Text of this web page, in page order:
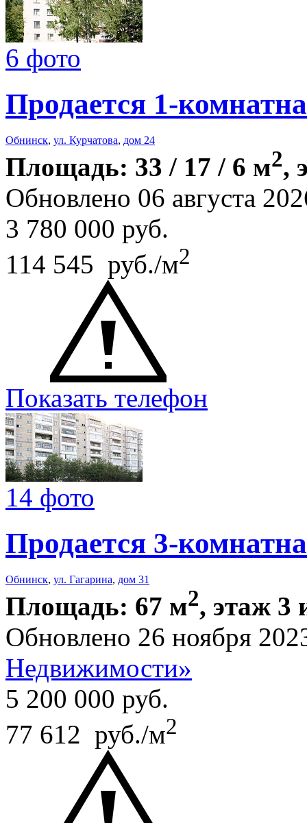
6 фото
Продается 1-
Обнинск, ул. Курчатова, дом 24
Площадь: 33 / 17 / 6 м2,
Обновлено 06 августа
3 780 000 руб.
114 545 руб./м2
Показать телефон
14 фото
Продается 3-
Обнинск, ул. Гагарина, дом 31
Площадь: 67 м2, этаж 3
Обновлено 26 ноября
Недвижимости»
5 200 000 руб.
77 612 руб./м2